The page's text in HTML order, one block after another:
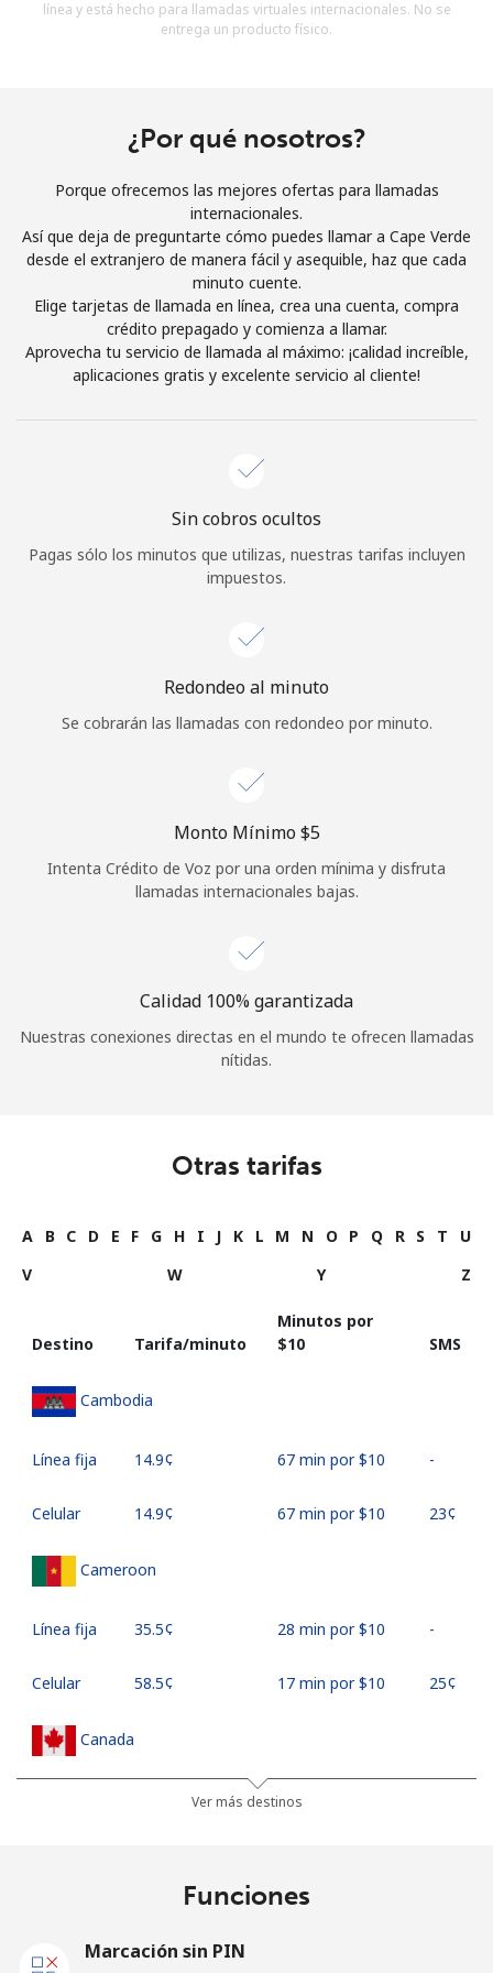
Al abrir una cuenta en este sitio web, estoy de acuerdo con
Términos y condiciones.
¡Hola!
Inicia sesión oREGÍSTRATE →
Iniciar Sesión
o
Continuar con
línea y está hecho para llamadas virtuales internacionales. No se
entrega un producto físico.
¿Por qué nosotros?
Porque ofrecemos las mejores ofertas para llamadas
internacionales.
Así que deja de preguntarte cómo puedes llamar a Cape Verde
desde el extranjero de manera fácil y asequible, haz que cada
minuto cuente.
Elige tarjetas de llamada en línea, crea una cuenta, compra
crédito prepagado y comienza a llamar.
Aprovecha tu servicio de llamada al máximo: ¡calidad increíble,
aplicaciones gratis y excelente servicio al cliente!
Sin cobros ocultos
Pagas sólo los minutos que utilizas, nuestras tarifas incluyen
impuestos.
Redondeo al minuto
Se cobrarán las llamadas con redondeo por minuto.
Monto Mínimo ⁦$5⁩
Intenta Crédito de Voz por una orden mínima y disfruta
llamadas internacionales bajas.
Calidad 100% garantizada
Nuestras conexiones directas en el mundo te ofrecen llamadas
nítidas.
Otras tarifas
A B C D E F G H I J K L M N O P Q R S T
U
V
W Y Z
Destino Tarifa/minuto
Minutos por
⁦$10⁩
SMS
Cambodia
Línea fija ⁦14.9¢⁩ 67 min por ⁦$10⁩ -
Celular ⁦14.9¢⁩ 67 min por ⁦$10⁩ ⁦23¢⁩
Cameroon
Línea fija ⁦35.5¢⁩ 28 min por ⁦$10⁩ -
Celular ⁦58.5¢⁩ 17 min por ⁦$10⁩ ⁦25¢⁩
Canada
1428 min por
Ver más destinos
Funciones
Marcación sin PIN